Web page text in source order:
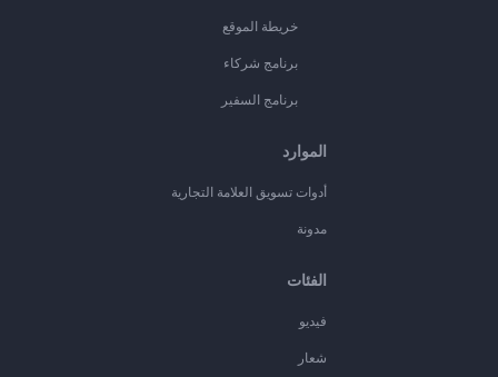
خريطة الموقع
برنامج شركاء
برنامج السفير
الموارد
أدوات تسويق العلامة التجارية
مدونة
الفئات
فيديو
شعار